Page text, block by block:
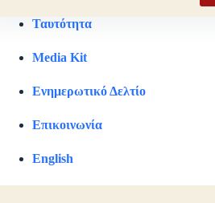
Ταυτότητα
Media Kit
Ενημερωτικό Δελτίο
Επικοινωνία
English